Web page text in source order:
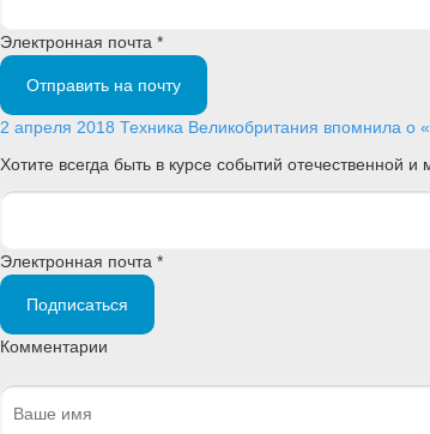
Электронная почта *
Отправить на почту
2 апреля 2018 Техника Великобритания впомнила о
Хотите всегда быть в курсе событий
Электронная почта *
Подписаться
Комментарии